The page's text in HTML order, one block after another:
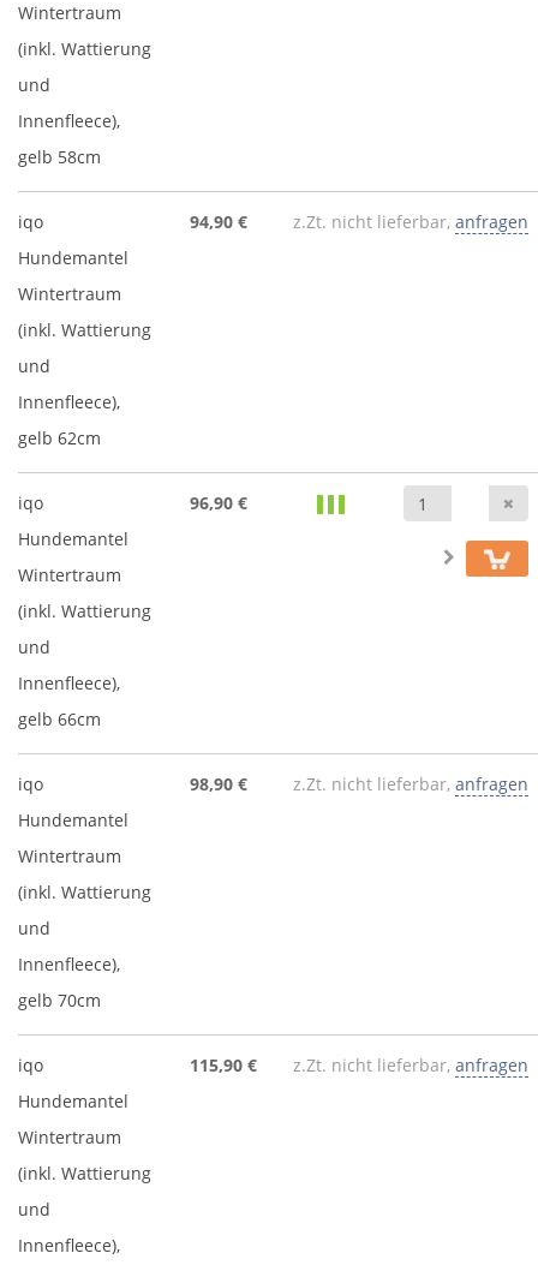
Wintertraum
(inkl. Wattierung
und
Innenfleece),
gelb 58cm
iqo
Hundemantel
Wintertraum
(inkl. Wattierung
und
Innenfleece),
gelb 62cm
94,90 € z.Zt. nicht lieferbar, anfragen
iqo
Hundemantel
Wintertraum
(inkl. Wattierung
und
Innenfleece),
gelb 66cm
96,90 €
iqo
Hundemantel
Wintertraum
(inkl. Wattierung
und
Innenfleece),
gelb 70cm
98,90 € z.Zt. nicht lieferbar, anfragen
iqo
Hundemantel
Wintertraum
(inkl. Wattierung
und
Innenfleece),
115,90 € z.Zt. nicht lieferbar, anfragen